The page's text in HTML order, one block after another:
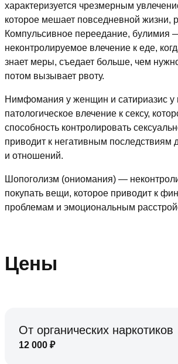
характеризуется чрезмерным
которое мешает повседневной жизни,
Компульсивное переедание, булимия
неконтролируемое влечение к еде,
знает меры, съедает больше, чем
потом вызывает рвоту.
Нимфомания у женщин и сатириазис
патологическое влечение к сексу,
способность контролировать
приводит к негативным последствиям
и отношений.
Шопоголизм (ониомания) —
покупать вещи, которое приводит к
проблемам и эмоциональным
Цены
От органических наркотиков
12 000 ₽